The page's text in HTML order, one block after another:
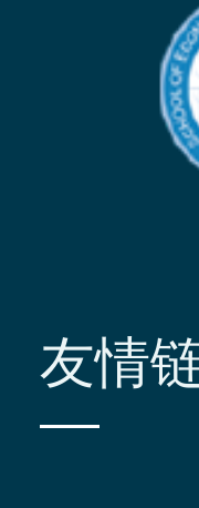
友情